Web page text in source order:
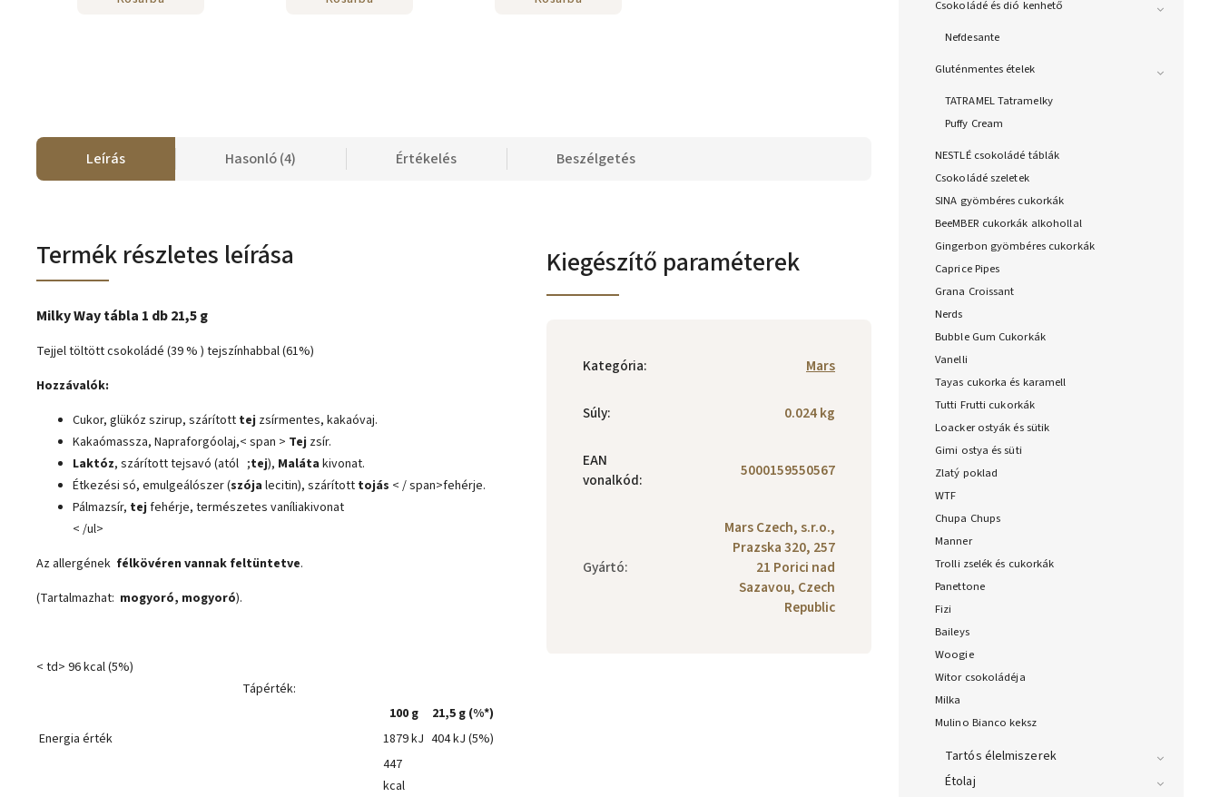
Csokoládé és dió kenhető
Nefdesante
Gluténmentes ételek
TATRAMEL Tatramelky
Puffy Cream
NESTLÉ csokoládé táblák
Csokoládé szeletek
SINA gyömbéres cukorkák
BeeMBER cukorkák alkohollal
Gingerbon gyömbéres cukorkák
Caprice Pipes
Grana Croissant
Nerds
Bubble Gum Cukorkák
Vanelli
Tayas cukorka és karamell
Tutti Frutti cukorkák
Loacker ostyák és sütik
Gimi ostya és süti
Zlatý poklad
WTF
Chupa Chups
Manner
Trolli zselék és cukorkák
Panettone
Fizi
Baileys
Woogie
Witor csokoládéja
Milka
Mulino Bianco keksz
Tartós élelmiszerek
Étolaj
Leírás Hasonló (4) Értékelés Beszélgetés
Termék részletes leírása
Milky Way tábla 1 db 21,5 g
Tejjel töltött csokoládé (39 % ) tejszínhabbal (61%)
Hozzávalók:
Cukor, glükóz szirup, szárított tej zsírmentes, kakaóvaj.
Kakaómassza, Napraforgóolaj,< span > Tej zsír.
Laktóz, szárított tejsavó (atól ;tej), Maláta kivonat.
Étkezési só, emulgeálószer (szója lecitin), szárított tojás < / span>fehérje.
Pálmazsír, tej fehérje, természetes vaníliakivonat
< /ul>
Az allergének félkövéren vannak feltüntetve.
(Tartalmazhat: mogyoró, mogyoró).
< td> 96 kcal (5%)
Tápérték:
100 g
21,5 g (%*)
Energia érték
1879 kJ 404 kJ (5%)
447
kcal
Kiegészítő paraméterek
Kategória: Mars
Súly: 0.024 kg
EAN
vonalkód: 5000159550567
Gyártó:
Mars Czech, s.r.o.,
Prazska 320, 257
21 Porici nad
Sazavou, Czech
Republic